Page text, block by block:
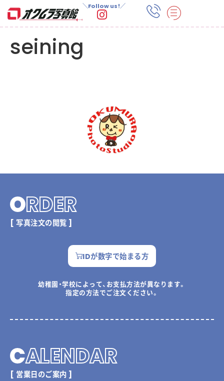
＼Follow us!／
seining
ORDER
[ 写真注文の閲覧 ]
IDが数字で始まる方
幼稚園・学校によって、お支払方法が異なります。
指定の方法でご注文ください。
CALENDAR
[ 営業日のご案内 ]